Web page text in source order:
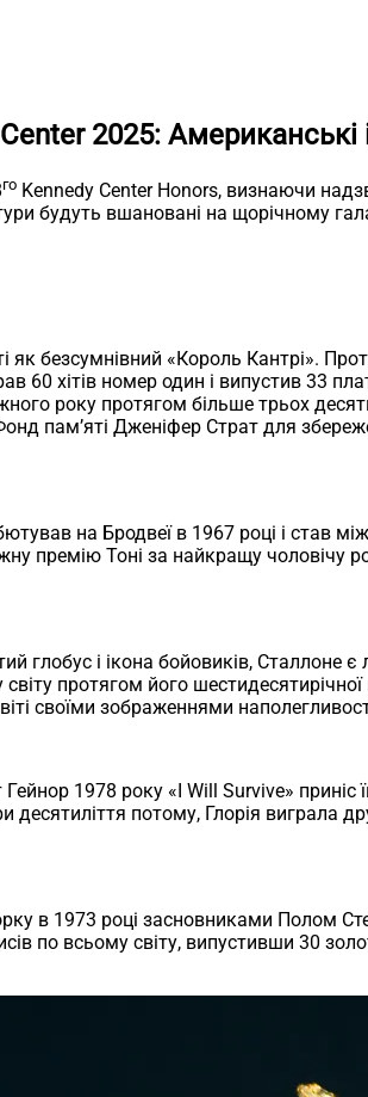
2025:
го Kennedy Center Honors, визнаючи
будуть вшановані на щорічному
безсумнівний «Король Кантрі».
60 хітів номер один і випустив 33
року протягом більше трьох
пам’яті Дженіфер Страт для
на Бродвеї в 1967 році і став
премію Тоні за найкращу чоловічу
глобус і ікона бойовиків, Сталлоне
протягом його
своїми зображеннями
1978 року «I Will Survive»
потому, Глорія виграла
в 1973 році засновниками Полом
по всьому світу, випустивши 30